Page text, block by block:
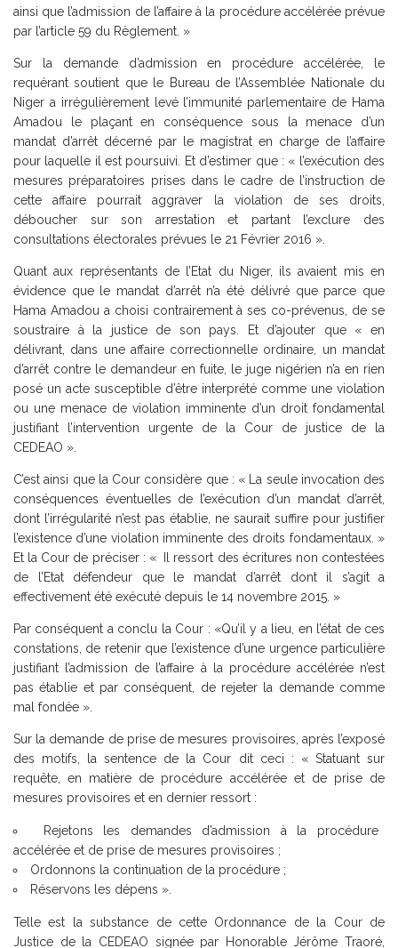
ainsi que l’admission de l’affaire à la procédure accélérée prévue
par l’article 59 du Règlement. »
Sur la demande d’admission en procédure accélérée, le
requérant soutient que le Bureau de l’Assemblée Nationale du
Niger a irrégulièrement levé l’immunité parlementaire de Hama
Amadou le plaçant en conséquence sous la menace d’un
mandat d’arrêt décerné par le magistrat en charge de l’affaire
pour laquelle il est poursuivi. Et d’estimer que : « l’exécution des
mesures préparatoires prises dans le cadre de l’instruction de
cette affaire pourrait aggraver la violation de ses droits,
déboucher sur son arrestation et partant l’exclure des
consultations électorales prévues le 21 Février 2016 ».
Quant aux représentants de l’Etat du Niger, ils avaient mis en
évidence que le mandat d’arrêt n’a été délivré que parce que
Hama Amadou a choisi contrairement à ses co-prévenus, de se
soustraire à la justice de son pays. Et d’ajouter que « en
délivrant, dans une affaire correctionnelle ordinaire, un mandat
d’arrêt contre le demandeur en fuite, le juge nigérien n’a en rien
posé un acte susceptible d’être interprété comme une violation
ou une menace de violation imminente d’un droit fondamental
justifiant l’intervention urgente de la Cour de justice de la
CEDEAO ».
C’est ainsi que la Cour considère que : « La seule invocation des
conséquences éventuelles de l’exécution d’un mandat d’arrêt,
dont l’irrégularité n’est pas établie, ne saurait suffire pour justifier
l’existence d’une violation imminente des droits fondamentaux. »
Et la Cour de préciser : « Il ressort des écritures non contestées
de l’Etat défendeur que le mandat d’arrêt dont il s’agit a
effectivement été exécuté depuis le 14 novembre 2015. »
Par conséquent a conclu la Cour : «Qu’il y a lieu, en l’état de ces
constations, de retenir que l’existence d’une urgence particulière
justifiant l’admission de l’affaire à la procédure accélérée n’est
pas établie et par conséquent, de rejeter la demande comme
mal fondée ».
Sur la demande de prise de mesures provisoires, après l’exposé
des motifs, la sentence de la Cour dit ceci : « Statuant sur
requête, en matière de procédure accélérée et de prise de
mesures provisoires et en dernier ressort :
Rejetons les demandes d’admission à la procédure
accélérée et de prise de mesures provisoires ;
Ordonnons la continuation de la procédure ;
Réservons les dépens ».
Telle est la substance de cette Ordonnance de la Cour de
Justice de la CEDEAO signée par Honorable Jérôme Traoré,